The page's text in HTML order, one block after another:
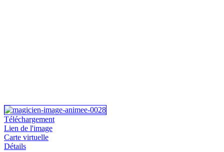
Téléchargement
Lien de l'image
Carte virtuelle
Détails